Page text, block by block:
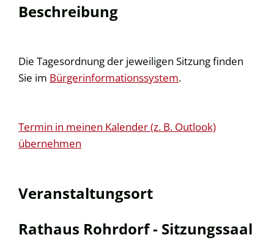
Beschreibung
Die Tagesordnung der jeweiligen Sitzung finden
Sie im Bürgerinformationssystem.
Termin in meinen Kalender (z. B. Outlook)
übernehmen
Veranstaltungsort
Rathaus Rohrdorf - Sitzungssaal